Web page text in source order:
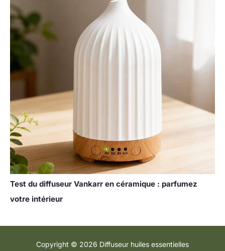
Test du diffuseur Vankarr en céramique : parfumez
votre intérieur
Copyright © 2026 Diffuseur huiles essentielles